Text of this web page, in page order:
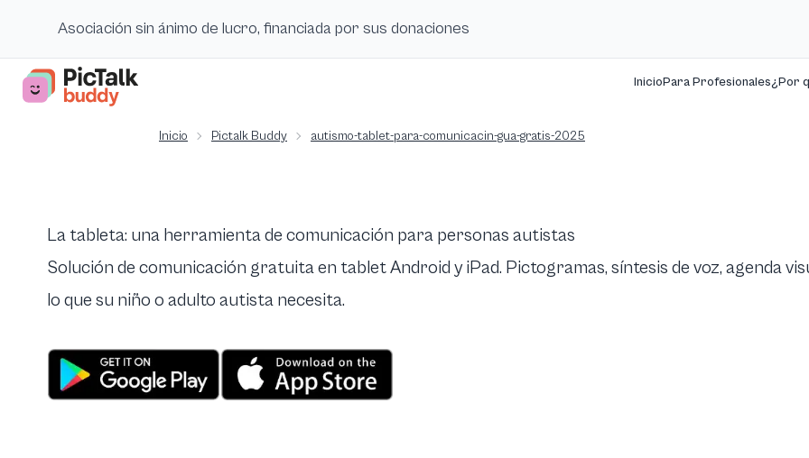
Asociación sin ánimo de lucro, financiada por sus donaciones
InicioPara Profesionales¿Por
Inicio Pictalk Buddy autismo-tablet-para-comunicacin-gua-gratis-2025
La tableta: una herramienta de comunicación para personas autistas
Solución de comunicación gratuita en tablet Android y iPad. Pictogramas, síntesis de voz, agenda
lo que su niño o adulto autista necesita.